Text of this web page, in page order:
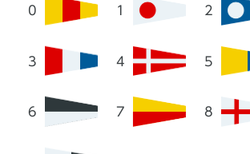
0 1 2
3 4 5
6 7 8